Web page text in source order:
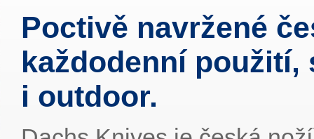
Poctivě navržené
každodenní použití,
i outdoor.